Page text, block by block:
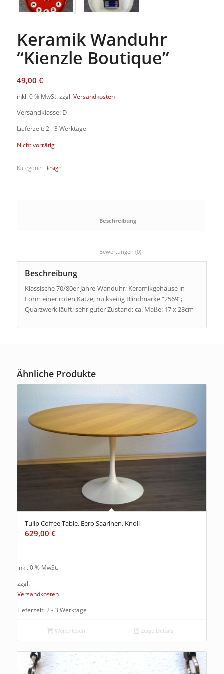
Keramik Wanduhr
“Kienzle Boutique”
49,00 €
inkl. 0 % MwSt. zzgl. Versandkosten
Versandklasse: D
Lieferzeit: 2 - 3 Werktage
Nicht vorrätig
Kategorie: Design
						Beschreibung
						Bewertungen (0)
Beschreibung
Klassische 70/80er Jahre-Wanduhr; Keramikgehäuse in
Form einer roten Katze; rückseitig Blindmarke “2569”;
Quarzwerk läuft; sehr guter Zustand; ca. Maße: 17 x 28cm
Ähnliche Produkte
Tulip Coffee Table, Eero Saarinen, Knoll
629,00 €
inkl. 0 % MwSt.
zzgl.
Versandkosten
Lieferzeit: 2 - 3 Werktage
Weiterlesen Zeige Details